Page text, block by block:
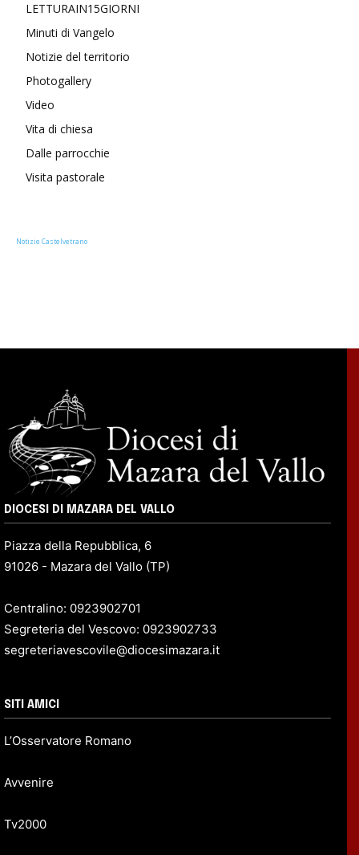
LETTURAIN15GIORNI
Minuti di Vangelo
Notizie del territorio
Photogallery
Video
Vita di chiesa
Dalle parrocchie
Visita pastorale
Notizie Castelvetrano
DIOCESI DI MAZARA DEL VALLO
Piazza della Repubblica, 6
91026 - Mazara del Vallo (TP)
Centralino: 0923902701
Segreteria del Vescovo: 0923902733
segreteriavescovile@diocesimazara.it
SITI AMICI
L’Osservatore Romano
Avvenire
Tv2000